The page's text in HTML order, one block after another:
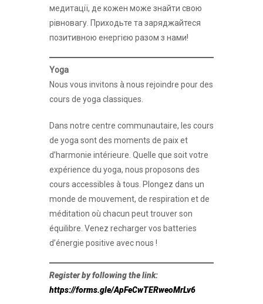
медитації, де кожен може знайти свою
рівновагу. Приходьте та заряджайтеся
позитивною енергією разом з нами!
Yoga
Nous vous invitons à nous rejoindre pour des
cours de yoga classiques.
Dans notre centre communautaire, les cours
de yoga sont des moments de paix et
d’harmonie intérieure. Quelle que soit votre
expérience du yoga, nous proposons des
cours accessibles à tous. Plongez dans un
monde de mouvement, de respiration et de
méditation où chacun peut trouver son
équilibre. Venez recharger vos batteries
d’énergie positive avec nous !
Register by following the link:
https://forms.gle/ApFeCwTERweoMrLv6